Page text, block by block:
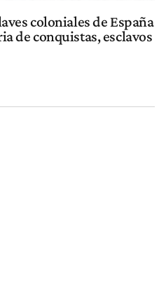
coloniales de España
de conquistas, esclavos